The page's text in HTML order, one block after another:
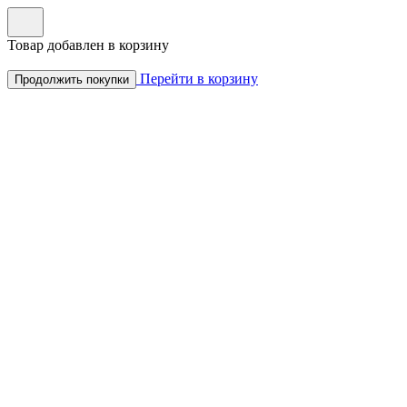
Товар добавлен в корзину
Продолжить покупки Перейти в корзину